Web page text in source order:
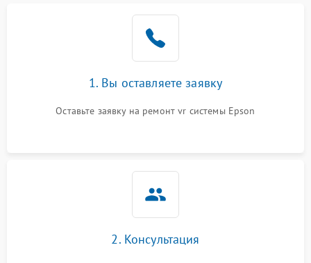
1. Вы оставляете заявку
Оставьте заявку на ремонт vr системы Epson
2. Консультация